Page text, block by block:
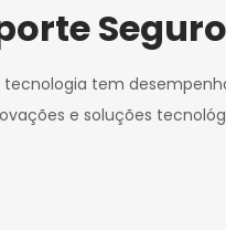
tem
e soluções